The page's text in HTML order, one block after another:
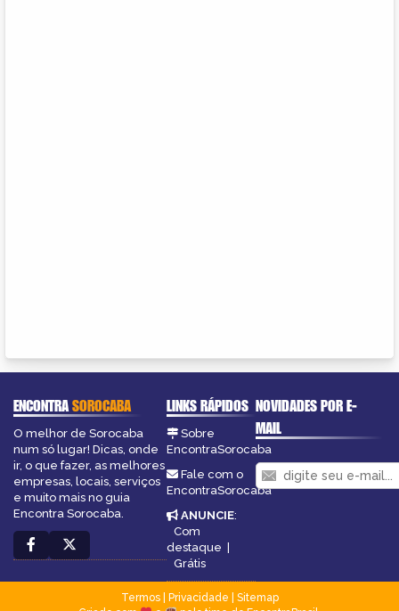
ENCONTRASOROCABA
O melhor de Sorocaba
num só lugar! Dicas, onde
ir, o que fazer, as melhores
empresas, locais, serviços
e muito mais no guia
Encontra Sorocaba.
LINKS RÁPIDOS
Sobre
EncontraSorocaba
Fale com o
EncontraSorocaba
ANUNCIE:
Com
destaque |
Grátis
NOVIDADES POR E-
MAIL
Termos| Privacidade
Sitemap